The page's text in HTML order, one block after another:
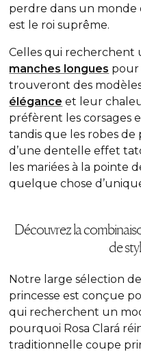
perdre dans un monde
est le roi suprême.
Celles qui recherchent
manches longues pour
trouveront des
élégance et leur
préfèrent les corsages
tandis que les robes de
d’une dentelle effet
les mariées à la pointe
quelque chose
Découvrez la
de
Notre large sélection
princesse est conçue
qui recherchent un
pourquoi Rosa Clará
traditionnelle coupe